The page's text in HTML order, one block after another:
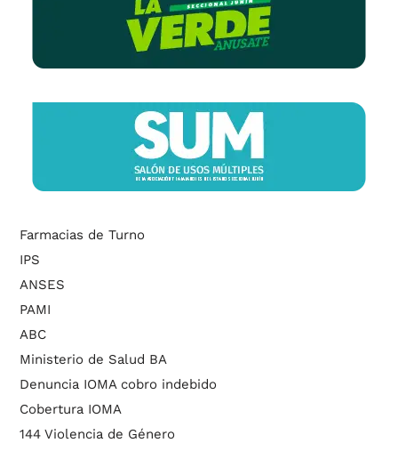
Farmacias de Turno
IPS
ANSES
PAMI
ABC
Ministerio de Salud BA
Denuncia IOMA cobro indebido
Cobertura IOMA
144 Violencia de Género